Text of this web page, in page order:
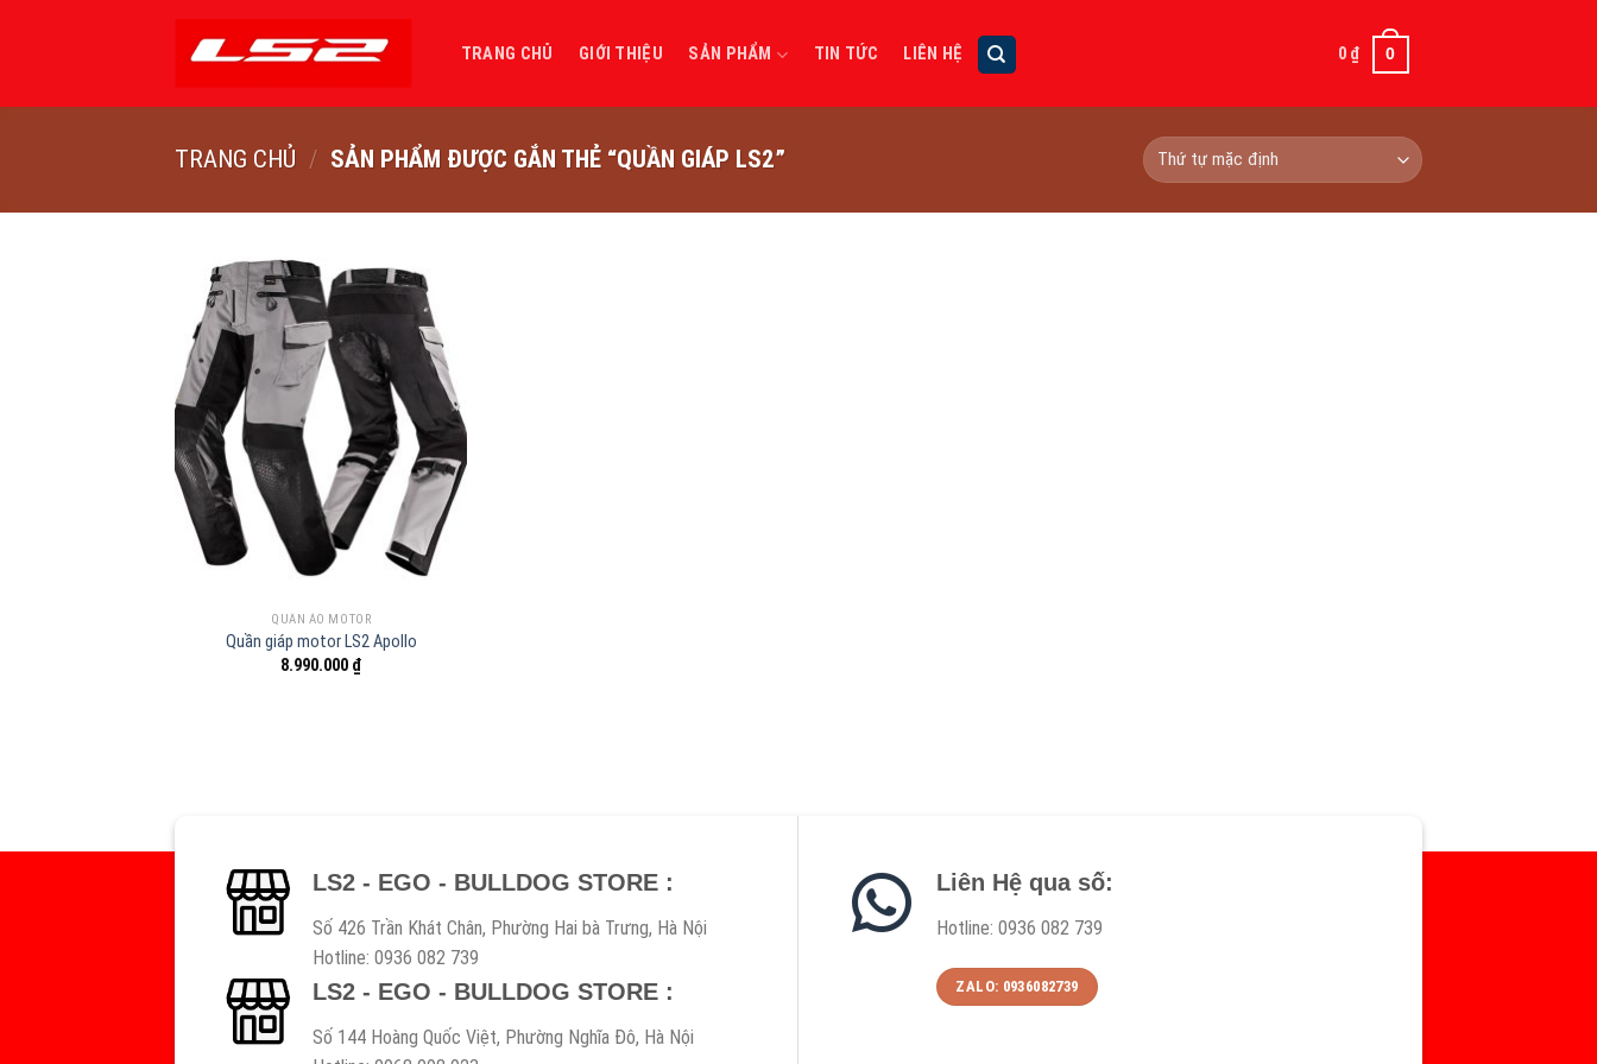
dung
TRANG CHỦ GIỚI THIỆU SẢN PHẨM TIN TỨC LIÊN HỆ 0 ₫ 0
TRANG CHỦ / SẢN PHẨM ĐƯỢC GẮN THẺ “QUẦN GIÁP LS2”
QUẦN ÁO MOTOR
Quần giáp motor LS2 Apollo
8.990.000 ₫
LS2 - EGO - BULLDOG STORE :
Số 426 Trần Khát Chân, Phường Hai bà Trưng, Hà Nội
Hotline: 0936 082 739
LS2 - EGO - BULLDOG STORE :
Số 144 Hoàng Quốc Việt, Phường Nghĩa Đô, Hà Nội
Liên Hệ qua số:
Hotline: 0936 082 739
ZALO: 0936082739